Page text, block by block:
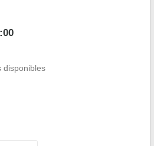
disponibles